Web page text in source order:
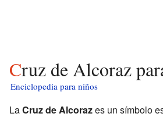
Cruz de Alcoraz
Enciclopedia para niños
LaCruz de Alcorazes un símbolo